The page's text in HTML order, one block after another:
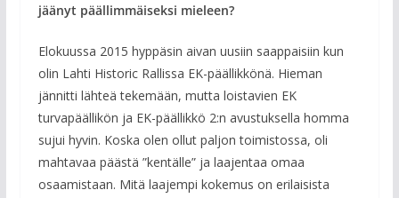
jäänyt päällimmäiseksi mieleen?
Elokuussa 2015 hyppäsin aivan uusiin saappaisiin kun
olin Lahti Historic Rallissa EK-päällikkönä. Hieman
jännitti lähteä tekemään, mutta loistavien EK
turvapäällikön ja EK-päällikkö 2:n avustuksella homma
sujui hyvin. Koska olen ollut paljon toimistossa, oli
mahtavaa päästä ”kentälle” ja laajentaa omaa
osaamistaan. Mitä laajempi kokemus on erilaisista